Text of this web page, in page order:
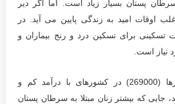
پستان بسیار زیاد است. اما اگر دیر
اوقات امید به زندگی پایین می آید. در
تسکینی برای تسکین درد و رنج بیماران و
نیاز است.
بیشترین مرگ و میرها (269000) در کشورهای با درآمد کم و
جایی که بیشتر زنان مبتلا به سرطان پستان